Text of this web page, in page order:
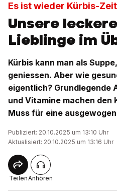
Es ist wieder Kürbis-Zeit
Unsere
Lieblinge im
Kürbis kann man als
geniessen. Aber wie
eigentlich? Grundlegende
und Vitamine machen den
Muss für eine
Publiziert: 20.10.2025 um 13:10 Uhr
Aktualisiert: 20.10.2025 um 13:16 Uhr
TeilenAnhören